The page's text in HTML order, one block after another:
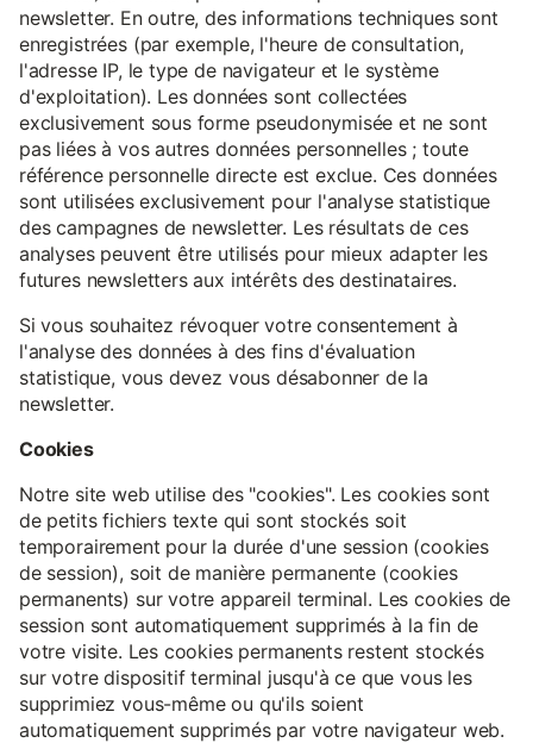
newsletter. En outre, des informations techniques sont
enregistrées (par exemple, l'heure de consultation,
l'adresse IP, le type de navigateur et le système
d'exploitation). Les données sont collectées
exclusivement sous forme pseudonymisée et ne sont
pas liées à vos autres données personnelles ; toute
référence personnelle directe est exclue. Ces données
sont utilisées exclusivement pour l'analyse statistique
des campagnes de newsletter. Les résultats de ces
analyses peuvent être utilisés pour mieux adapter les
futures newsletters aux intérêts des destinataires.
Si vous souhaitez révoquer votre consentement à
l'analyse des données à des fins d'évaluation
statistique, vous devez vous désabonner de la
newsletter.
Cookies
Notre site web utilise des "cookies". Les cookies sont
de petits fichiers texte qui sont stockés soit
temporairement pour la durée d'une session (cookies
de session), soit de manière permanente (cookies
permanents) sur votre appareil terminal. Les cookies de
session sont automatiquement supprimés à la fin de
votre visite. Les cookies permanents restent stockés
sur votre dispositif terminal jusqu'à ce que vous les
supprimiez vous-même ou qu'ils soient
automatiquement supprimés par votre navigateur web.